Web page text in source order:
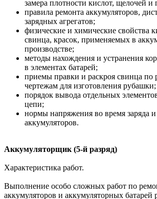
замера плотности кислот, щелочей и
правила ремонта аккумуляторов,
зарядных агрегатов;
физические и химические свойства
свинца, красок, применяемых в
производстве;
методы нахождения и устранения
в элементах батарей;
приемы правки и раскроя свинца по
чертежам для изготовления рубашки;
порядок вывода отдельных
цепи;
нормы напряжения во время заряда и
аккумуляторов.
Аккумуляторщик (5-й разряд)
Характеристика работ.
Выполнение особо сложных работ по
аккумуляторов и аккумуляторных батарей